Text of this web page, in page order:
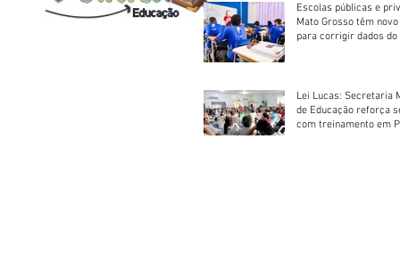
Escolas públicas e
Mato Grosso têm
para corrigir dados do
Lei Lucas: Secretaria
de Educação reforça
com treinamento em